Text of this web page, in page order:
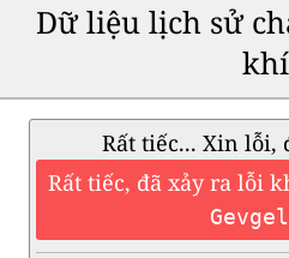
Dữ liệu lịch sử
Rất tiếc... Xin lỗi,
Rất tiếc, đã xảy ra lỗi